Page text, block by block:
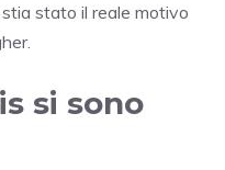
stato il reale motivo
si sono